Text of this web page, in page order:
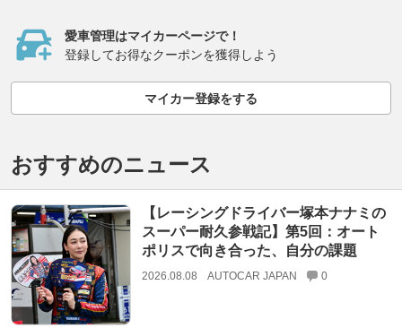
愛車管理はマイカーページで！
登録してお得なクーポンを獲得しよう
マイカー登録をする
おすすめのニュース
【レーシングドライバー塚本ナナミの
スーパー耐久参戦記】第5回：オート
ポリスで向き合った、自分の課題
2026.08.08 AUTOCAR JAPAN 0